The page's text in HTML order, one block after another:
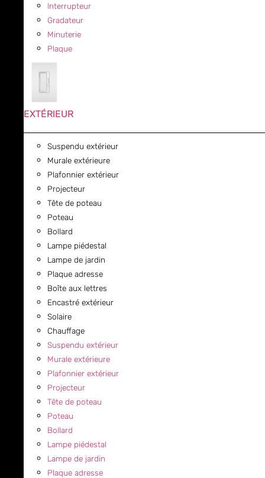
Interrupteur
Gradateur
Minuterie
Plaque
EXTÉRIEUR
Suspendu extérieur
Murale extérieure
Plafonnier extérieur
Projecteur
Tête de poteau
Poteau
Bollard
Lampe piédestal
Lampe de jardin
Plaque adresse
Boîte aux lettres
Encastré extérieur
Solaire
Chauffage
Suspendu extérieur
Murale extérieure
Plafonnier extérieur
Projecteur
Tête de poteau
Poteau
Bollard
Lampe piédestal
Lampe de jardin
Plaque adresse